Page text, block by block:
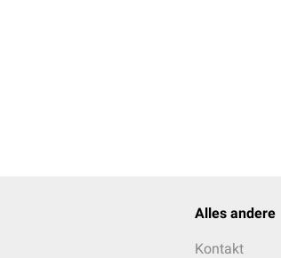
Alles andere
Kontakt